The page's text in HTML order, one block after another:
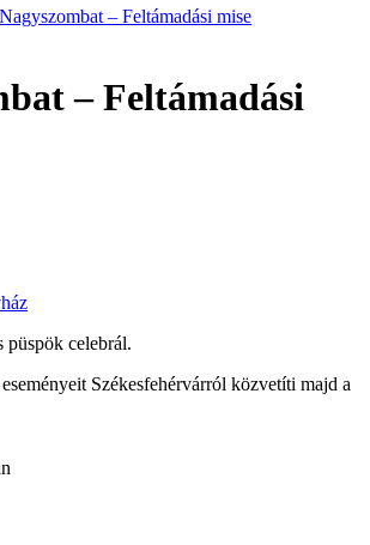
Nagyszombat – Feltámadási mise
– Feltámadási
püspök celebrál.
Székesfehérvárról közvetíti majd a